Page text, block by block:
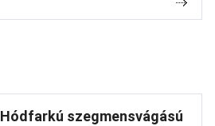
Hódfarkú szegmensvágású